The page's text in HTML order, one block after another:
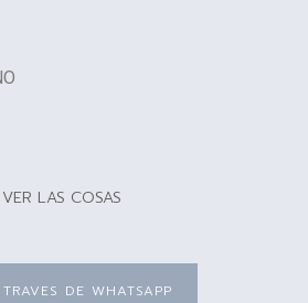
LAS COSAS
DE WHATSAPP